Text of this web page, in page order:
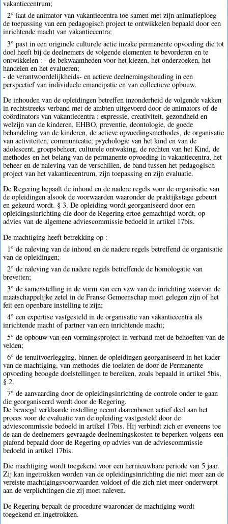
vakantiecentrum;
2° laat de animator van vakantiecentra toe samen met zijn animatieploeg
de toepassing van een pedagogisch project te ontwikkelen bepaald door een
inrichtende macht van vakantiecentra;
3° past in een originele culturele actie inzake permanente opvoeding die tot
doel heeft bij de deelnemers de volgende elementen te bevorderen en te
ontwikkelen : - de bekwaamheden voor het kiezen, het onderzoeken, het
handelen en het evalueren;
- de verantwoordelijkheids- en actieve deelnemingshouding in een
perspectief van individuele emancipatie en van collectieve opbouw.
De inhouden van de opleidingen betreffen inzonderheid de volgende vakken
in rechtstreeks verband met de ambten uitgevoerd door de animators of de
coördinators van vakantiecentra : expressie, creativiteit, gezondheid en
welzijn van de kinderen, EHBO, preventie, deontologie, de goede
behandeling van de kinderen, de actieve opvoedingsmethodes, de organisatie
van activiteiten, communicatie, psychologie van het kind en van de
adolescent, groepsbeheer, culturele ontwaking, de rechten van het Kind, de
methodes en het belang van de permanente opvoeding in vakantiecentra, het
beheer en de naleving van de verschillen, de band tussen het pedagogisch
project van het vakantiecentrum, zijn toepassing en zijn evaluatie.
De Regering bepaalt de inhoud en de nadere regels voor de organisatie van
de opleidingen alsook de voorwaarden waaronder de praktijkstage gebeurt
en gekeurd wordt. § 3. De opleiding wordt georganiseerd door een
opleidingsinrichting die door de Regering ertoe gemachtigd wordt, op
advies van de algemene adviescommissie bedoeld in artikel 17bis.
De machtiging heeft betrekking op :
1° de naleving van de inhoud en de nadere regels betreffend de organisatie
van de opleidingen;
2° de naleving van de nadere regels betreffende de homologatie van
brevetten;
3° de samenstelling in de vorm van een vzw van de inrichting waarvan de
maatschappelijke zetel in de Franse Gemeenschap moet gelegen zijn of het
feit een openbare instelling te zijn;
4° een expertise vastgesteld in de organisatie van vakantiecentra als
inrichtende macht of partner van een inrichtende macht;
5° de opbouw van een vormingsproject in verband met de behoeften van de
velden;
6° de tenuitvoerlegging, binnen de opleidingen georganiseerd in het kader
van de machtiging, van methodes die toelaten de door de Permanente
opvoeding beoogde doelstellingen te bereiken, zoals bepaald in artikel 5bis,
§ 2.
7° de aanvaarding door de opleidingsinrichting de controle onder te gaan
die georganiseerd wordt door de Regering.
De bevoegd verklaarde instelling neemt daarenboven actief deel aan het
proces voor de evaluatie van de opleiding vastgesteld door de
adviescommissie bedoeld in artikel 17bis. Hij verbindt zich er eveneens toe
de aan de deelnemers gevraagde deelnemingskosten te beperken volgens een
plafond bepaald door de Regering op advies van de adviescommissie
bedoeld in artikel 17bis.
Die machtiging wordt toegekend voor een hernieuwbare periode van 5 jaar.
Zij kan ingetrokken worden van de opleidingsinrichting die niet meer aan de
vereiste machtigingsvoorwaarden voldoet of die zich niet meer onderwerpt
aan de verplichtingen die zij moet naleven.
De Regering bepaalt de procedure waaronder de machtiging wordt
toegekend en ingetrokken.